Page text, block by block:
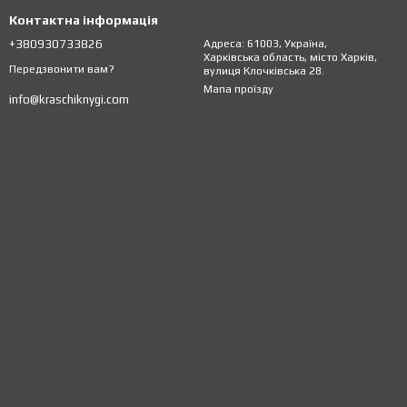
Контактна інформація
+380930733826
Передзвонити вам?
info@kraschiknygi.com
Адреса: 61003, Україна,
Харківська область, місто Харків,
вулиця Клочківська 28.
Мапа проїзду